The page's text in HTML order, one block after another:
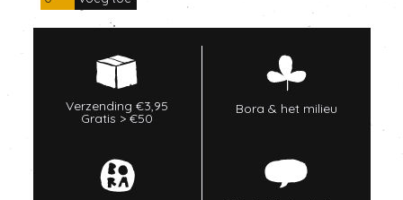
Verzending €3,95
Gratis > €50
Bora & het milieu